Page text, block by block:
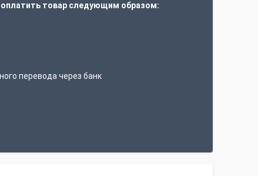
товар следующим образом:
перевода через банк